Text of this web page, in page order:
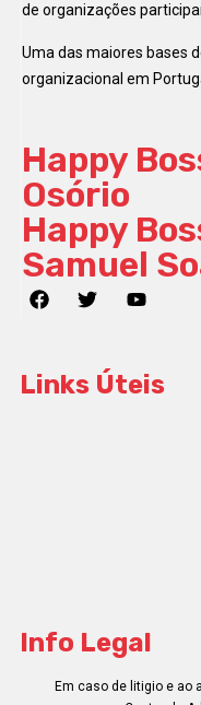
de organizações
Uma das maiores bases
organizacional em
Happy
Osório
Happy
Samuel
Links Úteis
Info Legal
Em caso de litigio e ao